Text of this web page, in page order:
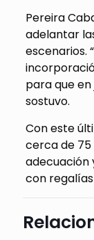
Pereira
adelantar
escenarios.
para que
sostuvo.
Con este
cerca de 75
adecuación
con